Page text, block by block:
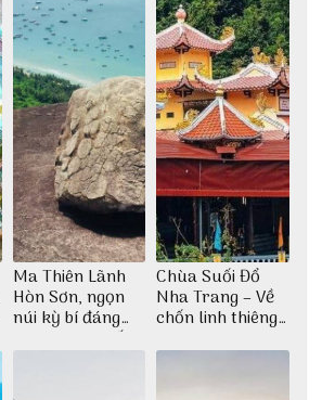
Ma Thiên Lãnh
Hòn Sơn, ngọn
núi kỳ bí đáng
khám phá nhất
Chùa Suối Đổ
Nha Trang – Về
chốn linh thiêng
thiền định